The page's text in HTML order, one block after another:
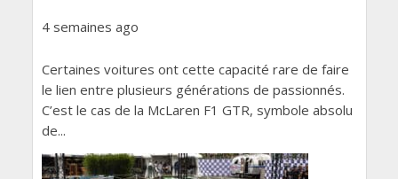
4 semaines ago
Certaines voitures ont cette capacité rare de faire
le lien entre plusieurs générations de passionnés.
C’est le cas de la McLaren F1 GTR, symbole absolu
de...